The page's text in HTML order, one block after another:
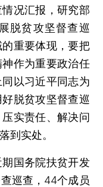
况汇报，研究部
脱贫攻坚督查巡
重要体现，要把
作为重要政治任
以习近平同志为
脱贫攻坚督查巡
实责任、解决问
到实处。
国务院扶贫开发
巡查，44个成员